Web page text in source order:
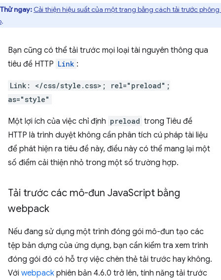
Thử ngay: Cải thiện hiệu suất của một trang bằng cách tải trước
.
Bạn cũng có thể tải trước mọi loại tài nguyên thông qua
tiêu đề HTTP Link :
Link: </css/style.css>; rel="preload";
as="style"
Một lợi ích của việc chỉ định preload trong Tiêu đề
HTTP là trình duyệt không cần phân tích cú pháp tài liệu
để phát hiện ra tiêu đề này, điều này có thể mang lại một
số điểm cải thiện nhỏ trong một số trường hợp.
Tải trước các mô-đun JavaScript bằng
webpack
Nếu đang sử dụng một trình đóng gói mô-đun tạo các
tệp bản dựng của ứng dụng, bạn cần kiểm tra xem trình
đóng gói đó có hỗ trợ việc chèn thẻ tải trước hay không.
Với webpack phiên bản 4.6.0 trở lên, tính năng tải trước